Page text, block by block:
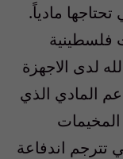
مادياً.
فلسطينية
لدى الاجهزة
المادي الذي
تترجم اندفاعة